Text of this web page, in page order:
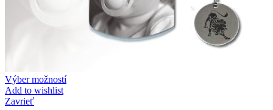
Výber možností
Add to wishlist
Zavrieť